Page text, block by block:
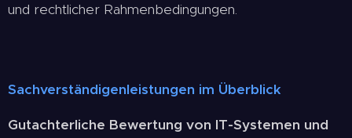
und rechtlicher Rahmenbedingungen.
Sachverständigenleistungen im Überblick
Gutachterliche Bewertung von IT-Systemen und